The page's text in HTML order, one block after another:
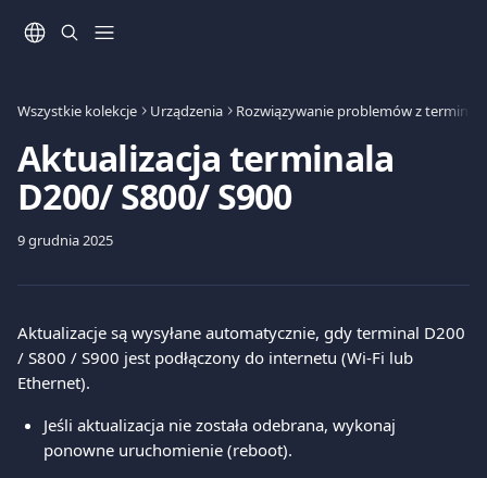
Wszystkie kolekcje Urządzenia Rozwiązywanie problemów z
Aktualizacja terminala
D200/ S800/ S900
9 grudnia 2025
Aktualizacje są wysyłane automatycznie, gdy terminal D200
/ S800 / S900 jest podłączony do internetu (Wi-Fi lub
Ethernet).
Jeśli aktualizacja nie została odebrana, wykonaj
ponowne uruchomienie (reboot).